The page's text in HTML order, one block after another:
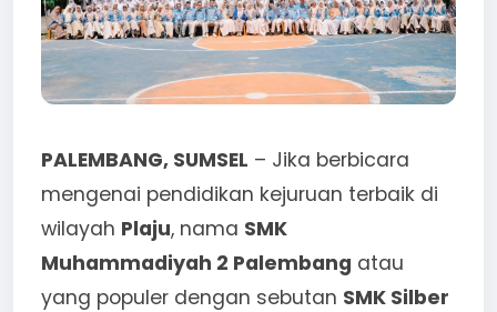
PALEMBANG, SUMSEL – Jika berbicara
mengenai pendidikan kejuruan terbaik di
wilayah Plaju, nama SMK
Muhammadiyah 2 Palembang atau
yang populer dengan sebutan SMK Silber